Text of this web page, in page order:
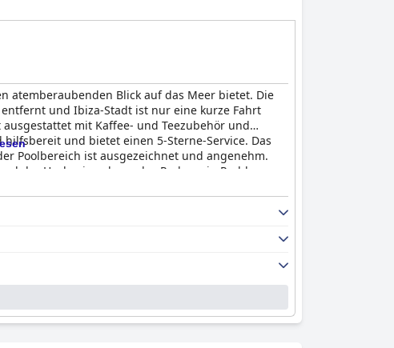
atemberaubenden Blick auf das Meer bietet. Die
und Ibiza-Stadt ist nur eine kurze Fahrt
mit Kaffee- und Teezubehör und
und bietet einen 5-Sterne-Service. Das
Poolbereich ist ausgezeichnet und angenehm.
der Hochsaison kann das Parken ein Problem
schönen Insel ist.